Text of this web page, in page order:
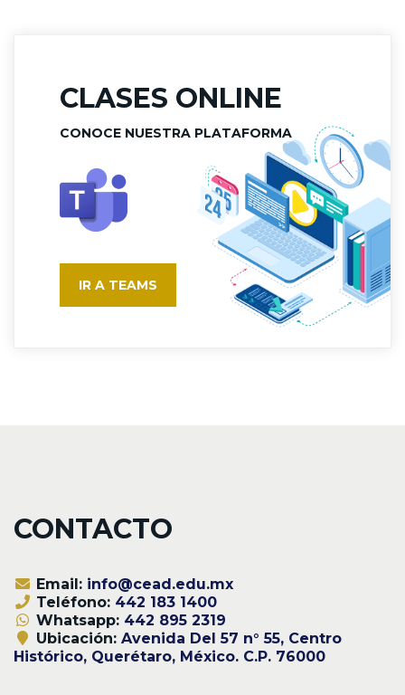
CLASES ONLINE
CONOCE NUESTRA PLATAFORMA
IR A TEAMS
CONTACTO
Email: info@cead.edu.mx
Teléfono: 442 183 1400
Whatsapp: 442 895 2319
Ubicación: Avenida Del 57 n° 55, Centro
Histórico, Querétaro, México. C.P. 76000